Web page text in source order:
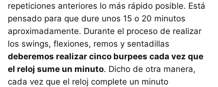
repeticiones anteriores lo más rápido posible. Está
pensado para que dure unos 15 o 20 minutos
aproximadamente. Durante el proceso de realizar
los swings, flexiones, remos y sentadillas
deberemos realizar cinco burpees cada vez que
el reloj sume un minuto. Dicho de otra manera,
cada vez que el reloj complete un minuto